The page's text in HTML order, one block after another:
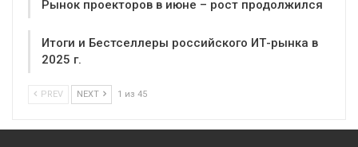
Рынок проекторов в июне – рост продолжился
Итоги и Бестселлеры российского ИТ-рынка в
2025 г.
PREV NEXT 1 из 45